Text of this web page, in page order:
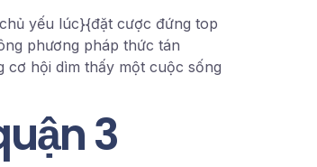
yếu lúc}{đặt cược đứng top
phương pháp thức tán
cơ hội dìm thấy một cuộc sống
3